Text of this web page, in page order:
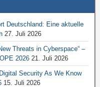
Deutschland: Eine aktuelle
27. Juli 2026
Threats in Cyberspace“ –
2026 21. Juli 2026
Security As We Know
15. Juli 2026